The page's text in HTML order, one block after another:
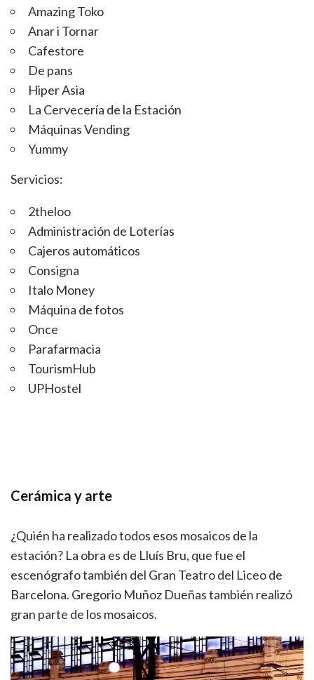
Amazing Toko
Anar i Tornar
Cafestore
De pans
Hiper Asia
La Cervecería de la Estación
Máquinas Vending
Yummy
Servicios:
2theloo
Administración de Loterías
Cajeros automáticos
Consigna
Italo Money
Máquina de fotos
Once
Parafarmacia
TourismHub
UPHostel
Cerámica y arte
¿Quién ha realizado todos esos mosaicos de la
estación? La obra es de Lluís Bru, que fue el
escenógrafo también del Gran Teatro del Liceo de
Barcelona. Gregorio Muñoz Dueñas también realizó
gran parte de los mosaicos.